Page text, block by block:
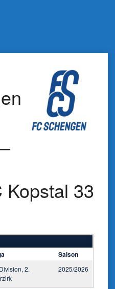
Kopstal 33
Saison
2.
2025/2026